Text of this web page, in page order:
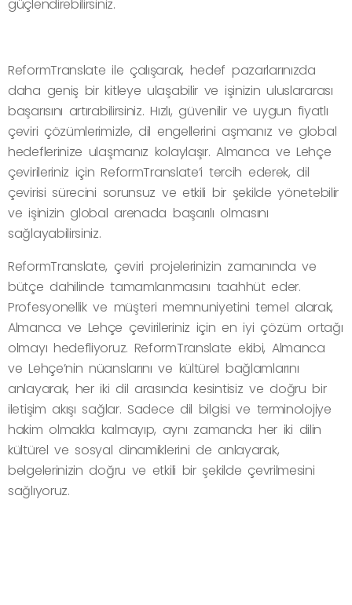
güçlendirebilirsiniz.
ReformTranslate ile çalışarak, hedef pazarlarınızda
daha geniş bir kitleye ulaşabilir ve işinizin uluslararası
başarısını artırabilirsiniz. Hızlı, güvenilir ve uygun fiyatlı
çeviri çözümlerimizle, dil engellerini aşmanız ve global
hedeflerinize ulaşmanız kolaylaşır. Almanca ve Lehçe
çevirileriniz için ReformTranslate’i tercih ederek, dil
çevirisi sürecini sorunsuz ve etkili bir şekilde yönetebilir
ve işinizin global arenada başarılı olmasını
sağlayabilirsiniz.
ReformTranslate, çeviri projelerinizin zamanında ve
bütçe dahilinde tamamlanmasını taahhüt eder.
Profesyonellik ve müşteri memnuniyetini temel alarak,
Almanca ve Lehçe çevirileriniz için en iyi çözüm ortağı
olmayı hedefliyoruz. ReformTranslate ekibi, Almanca
ve Lehçe’nin nüanslarını ve kültürel bağlamlarını
anlayarak, her iki dil arasında kesintisiz ve doğru bir
iletişim akışı sağlar. Sadece dil bilgisi ve terminolojiye
hakim olmakla kalmayıp, aynı zamanda her iki dilin
kültürel ve sosyal dinamiklerini de anlayarak,
belgelerinizin doğru ve etkili bir şekilde çevrilmesini
sağlıyoruz.